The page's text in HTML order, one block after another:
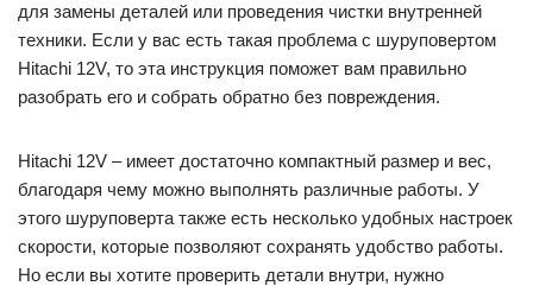
для замены деталей или проведения чистки внутренней
техники. Если у вас есть такая проблема с шуруповертом
Hitachi 12V, то эта инструкция поможет вам правильно
разобрать его и собрать обратно без повреждения.
Hitachi 12V – имеет достаточно компактный размер и вес,
благодаря чему можно выполнять различные работы. У
этого шуруповерта также есть несколько удобных настроек
скорости, которые позволяют сохранять удобство работы.
Но если вы хотите проверить детали внутри, нужно